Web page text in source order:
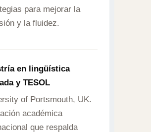
para mejorar la
y la fluidez.
en lingüística
y TESOL
of Portsmouth, UK.
académica
que respalda